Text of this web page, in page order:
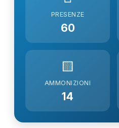
PRESENZE
60
🟨
AMMONIZIONI
14